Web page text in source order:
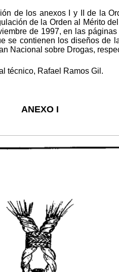
de los anexos I y II de la
de la Orden al Mérito
de 1997, en las
se contienen los diseños de
Nacional sobre Drogas,
técnico, Rafael Ramos Gil.
ANEXO I